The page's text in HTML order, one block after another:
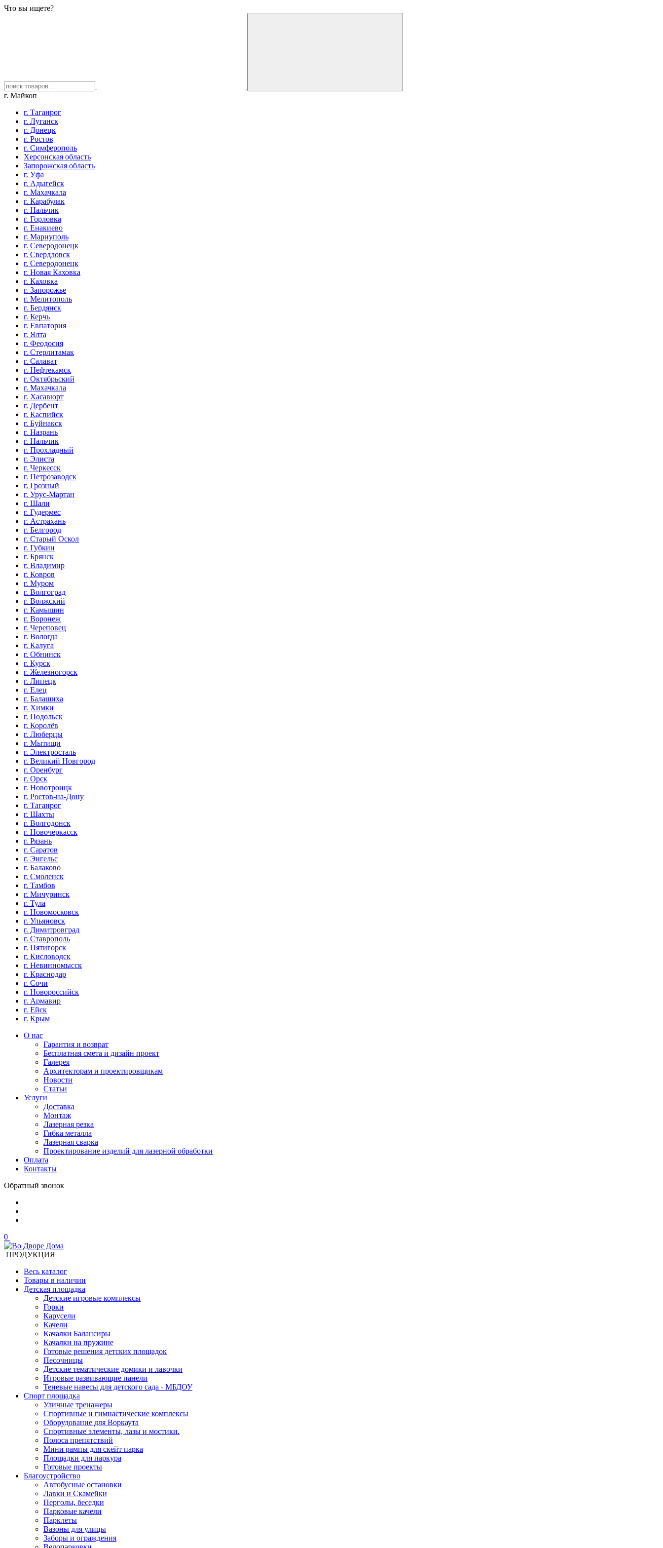
Что вы ищете?
г. Майкоп
г. Таганрог
г. Луганск
г. Донецк
г. Ростов
г. Симферополь
Херсонская область
Запорожская область
г. Уфа
г. Адыгейск
г. Махачкала
г. Карабулак
г. Нальчик
г. Горловка
г. Енакиево
г. Мариуполь
г. Северодонецк
г. Свердловск
г. Северодонецк
г. Новая Каховка
г. Каховка
г. Запорожье
г. Мелитополь
г. Бердянск
г. Керчь
г. Евпатория
г. Ялта
г. Феодосия
г. Стерлитамак
г. Салават
г. Нефтекамск
г. Октябрьский
г. Махачкала
г. Хасавюрт
г. Дербент
г. Каспийск
г. Буйнакск
г. Назрань
г. Нальчик
г. Прохладный
г. Элиста
г. Черкесск
г. Петрозаводск
г. Грозный
г. Урус-Мартан
г. Шали
г. Гудермес
г. Астрахань
г. Белгород
г. Старый Оскол
г. Губкин
г. Брянск
г. Владимир
г. Ковров
г. Муром
г. Волгоград
г. Волжский
г. Камышин
г. Воронеж
г. Череповец
г. Вологда
г. Калуга
г. Обнинск
г. Курск
г. Железногорск
г. Липецк
г. Елец
г. Балашиха
г. Химки
г. Подольск
г. Королёв
г. Люберцы
г. Мытищи
г. Электросталь
г. Великий Новгород
г. Оренбург
г. Орск
г. Новотроицк
г. Ростов-на-Дону
г. Таганрог
г. Шахты
г. Волгодонск
г. Новочеркасск
г. Рязань
г. Саратов
г. Энгельс
г. Балаково
г. Смоленск
г. Тамбов
г. Мичуринск
г. Тула
г. Новомосковск
г. Ульяновск
г. Димитровград
г. Ставрополь
г. Пятигорск
г. Кисловодск
г. Невинномысск
г. Краснодар
г. Сочи
г. Новороссийск
г. Армавир
г. Ейск
г. Крым
О нас
Гарантия и возврат
Бесплатная смета и дизайн проект
Галерея
Архитекторам и проектировщикам
Новости
Статьи
Услуги
Доставка
Монтаж
Лазерная резка
Гибка металла
Лазерная сварка
Проектирование изделий для лазерной обработки
Оплата
Контакты
Обратный звонок
0
ПРОДУКЦИЯ
Весь каталог
Товары в наличии
Детская площадка
Детские игровые комплексы
Горки
Карусели
Качели
Качалки Балансиры
Качалки на пружине
Готовые решения детских площадок
Песочницы
Детские тематические домики и лавочки
Игровые развивающие панели
Теневые навесы для детского сада - МБДОУ
Спорт площадка
Уличные тренажеры
Спортивные и гимнастические комплексы
Оборудование для Воркаута
Спортивные элементы, лазы и мостики.
Полоса препятствий
Мини рампы для скейт парка
Площадки для паркура
Готовые проекты
Благоустройство
Автобусные остановки
Лавки и Скамейки
Перголы, беседки
Парковые качели
Парклеты
Вазоны для улицы
Заборы и ограждения